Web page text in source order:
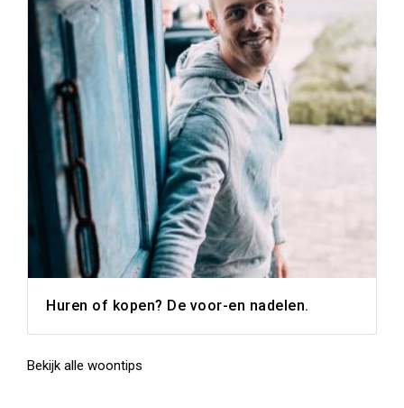
Huren of kopen? De voor-en nadelen.
Bekijk alle woontips